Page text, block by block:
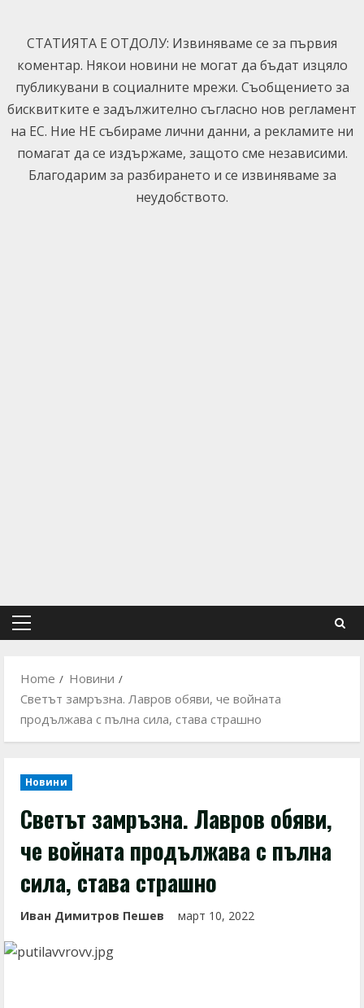
content
СТАТИЯТА Е ОТДОЛУ: Извиняваме се за първия
коментар. Някои новини не могат да бъдат изцяло
публикувани в социалните мрежи. Съобщението за
бисквитките е задължително съгласно нов регламент
на ЕС. Ние НЕ събираме лични данни, а рекламите ни
помагат да се издържаме, защото сме независими.
Благодарим за разбирането и се извиняваме за
неудобството.
Primary
Home
Новини
Светът замръзна. Лавров обяви, че войната
продължава с пълна сила, става страшно
Новини
Светът замръзна. Лавров обяви,
че войната продължава с пълна
сила, става страшно
Иван Димитров Пешев март 10, 2022